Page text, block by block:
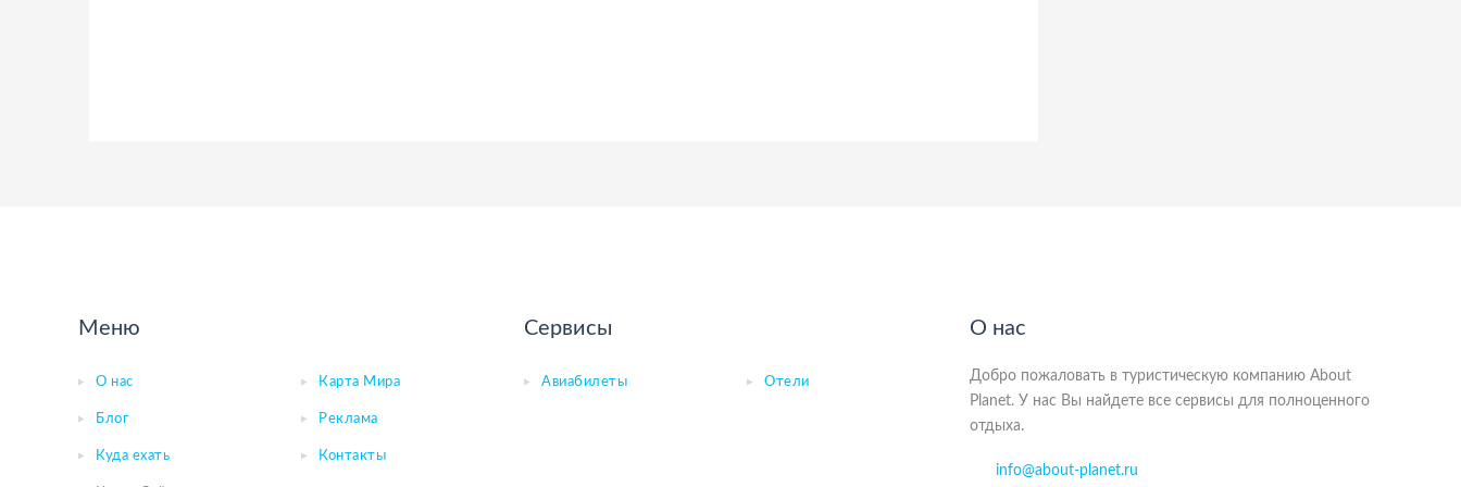
Меню
О нас Карта Мира
Блог Реклама
Куда ехать Контакты
Сервисы
Авиабилеты Отели
О нас
Добро пожаловать в туристическую компанию About
Planet. У нас Вы найдете все сервисы для полноценного
отдыха.
info@about-planet.ru